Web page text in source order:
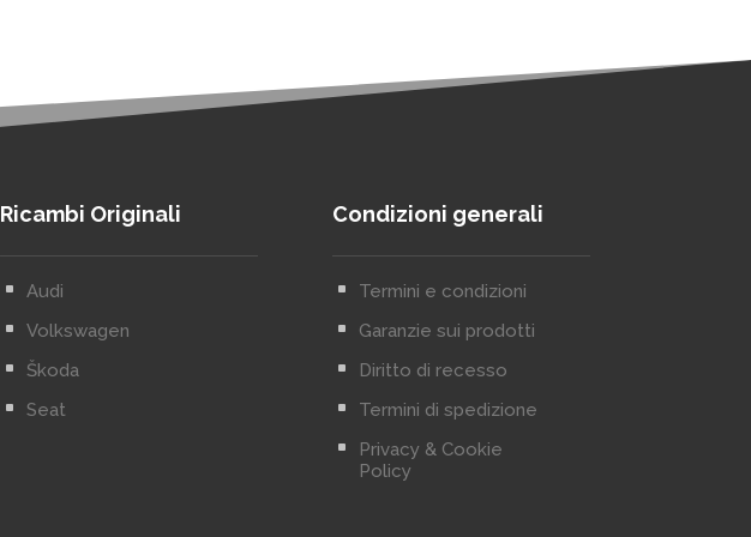
Ricambi Originali
^ Audi
^ Volkswagen
^ Škoda
^ Seat
Condizioni generali
^ Termini e condizioni
^ Garanzie sui prodotti
^ Diritto di recesso
^ Termini di spedizione
^
Privacy & Cookie
Policy